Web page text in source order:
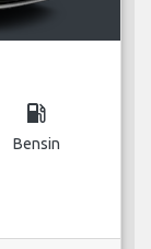
local_gas_station
Bensin